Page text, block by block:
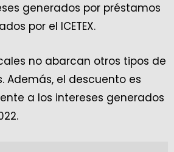
generados por préstamos
por el ICETEX.
no abarcan otros tipos de
Además, el descuento es
a los intereses generados